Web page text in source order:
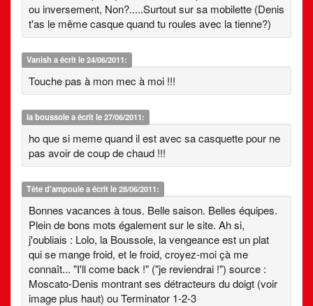
ou inversement, Non?.....Surtout sur sa mobilette (Denis
t'as le même casque quand tu roules avec la tienne?)
Vanish a écrit le 24/06/2011:
Touche pas à mon mec à moi !!!
la boussolea écrit le 27/06/2011:
ho que si meme quand il est avec sa casquette pour ne
pas avoir de coup de chaud !!!
Tête d'ampoulea écrit le 28/06/2011:
Bonnes vacances à tous. Belle saison. Belles équipes.
Plein de bons mots également sur le site. Ah si,
j'oubliais : Lolo, la Boussole, la vengeance est un plat
qui se mange froid, et le froid, croyez-moi çà me
connaît... "I'll come back !" ("je reviendrai !") source :
Moscato-Denis montrant ses détracteurs du doigt (voir
image plus haut) ou Terminator 1-2-3